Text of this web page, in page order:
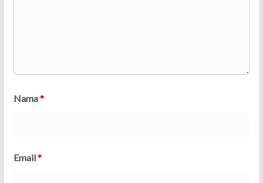
Nama*
Email*